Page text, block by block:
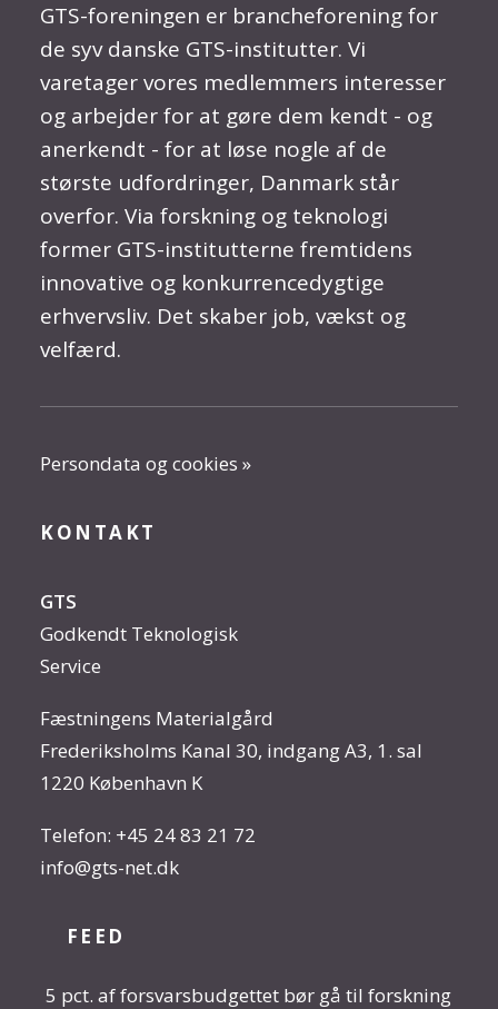
GTS-foreningen er brancheforening for
de syv danske GTS-institutter. Vi
varetager vores medlemmers interesser
og arbejder for at gøre dem kendt - og
anerkendt - for at løse nogle af de
største udfordringer, Danmark står
overfor. Via forskning og teknologi
former GTS-institutterne fremtidens
innovative og konkurrencedygtige
erhvervsliv. Det skaber job, vækst og
velfærd.
Persondata og cookies »
KONTAKT
GTS
Godkendt Teknologisk
Service
Fæstningens Materialgård
Frederiksholms Kanal 30, indgang A3, 1. sal
1220 København K
Telefon: +45 24 83 21 72
info@gts-net.dk
FEED
5 pct. af forsvarsbudgettet bør gå til forskning